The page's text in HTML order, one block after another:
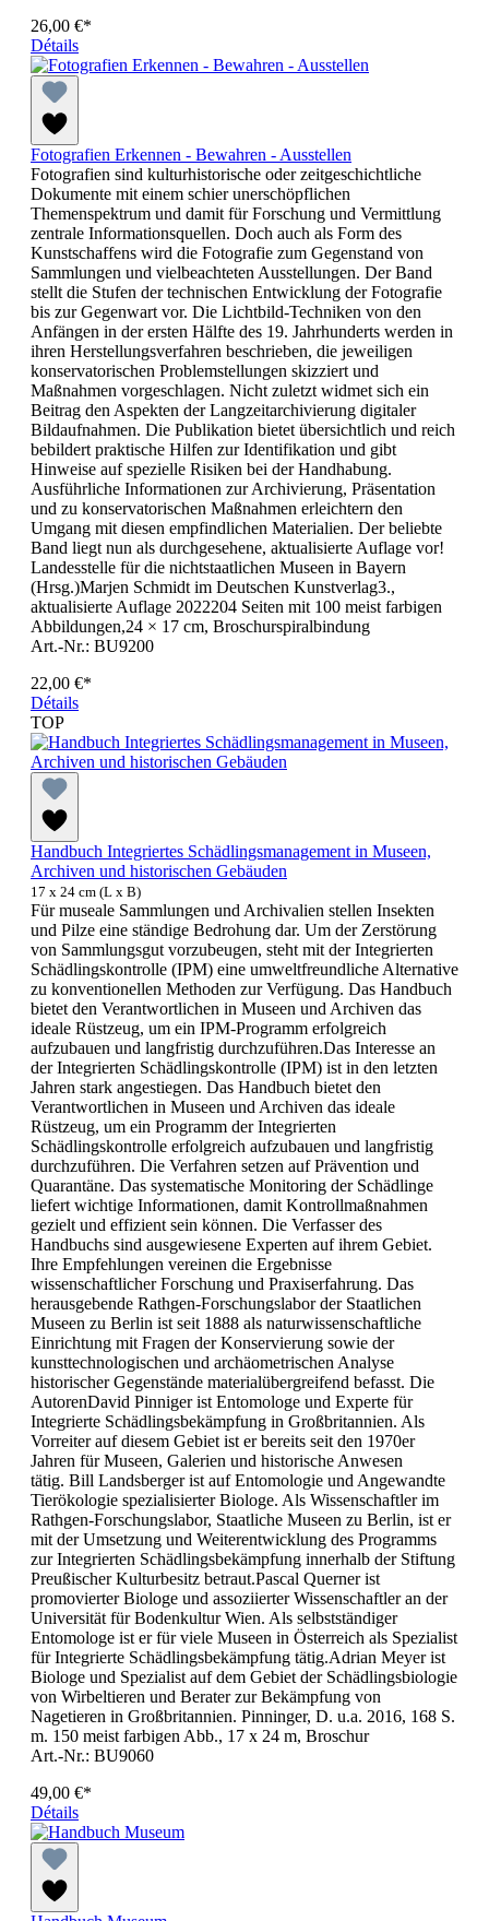
26,00 €*
Détails
Fotografien Erkennen - Bewahren - Ausstellen
Fotografien sind kulturhistorische oder zeitgeschichtliche
Dokumente mit einem schier unerschöpflichen
Themenspektrum und damit für Forschung und Vermittlung
zentrale Informationsquellen. Doch auch als Form des
Kunstschaffens wird die Fotografie zum Gegenstand von
Sammlungen und vielbeachteten Ausstellungen. Der Band
stellt die Stufen der technischen Entwicklung der Fotografie
bis zur Gegenwart vor. Die Lichtbild-Techniken von den
Anfängen in der ersten Hälfte des 19. Jahrhunderts werden in
ihren Herstellungsverfahren beschrieben, die jeweiligen
konservatorischen Problemstellungen skizziert und
Maßnahmen vorgeschlagen. Nicht zuletzt widmet sich ein
Beitrag den Aspekten der Langzeitarchivierung digitaler
Bildaufnahmen. Die Publikation bietet übersichtlich und reich
bebildert praktische Hilfen zur Identifikation und gibt
Hinweise auf spezielle Risiken bei der Handhabung.
Ausführliche Informationen zur Archivierung, Präsentation
und zu konservatorischen Maßnahmen erleichtern den
Umgang mit diesen empfindlichen Materialien. Der beliebte
Band liegt nun als durchgesehene, aktualisierte Auflage vor!
Landesstelle für die nichtstaatlichen Museen in Bayern
(Hrsg.)Marjen Schmidt im Deutschen Kunstverlag3.,
aktualisierte Auflage 2022204 Seiten mit 100 meist farbigen
Abbildungen,24 × 17 cm, Broschurspiralbindung
Art.-Nr.: BU9200
22,00 €*
Détails
TOP
Handbuch Integriertes Schädlingsmanagement in Museen,
Archiven und historischen Gebäuden
17 x 24 cm (L x B)
Für museale Sammlungen und Archivalien stellen Insekten
und Pilze eine ständige Bedrohung dar. Um der Zerstörung
von Sammlungsgut vorzubeugen, steht mit der Integrierten
Schädlingskontrolle (IPM) eine umweltfreundliche Alternative
zu konventionellen Methoden zur Verfügung. Das Handbuch
bietet den Verantwortlichen in Museen und Archiven das
ideale Rüstzeug, um ein IPM-Programm erfolgreich
aufzubauen und langfristig durchzuführen.Das Interesse an
der Integrierten Schädlingskontrolle (IPM) ist in den letzten
Jahren stark angestiegen. Das Handbuch bietet den
Verantwortlichen in Museen und Archiven das ideale
Rüstzeug, um ein Programm der Integrierten
Schädlingskontrolle erfolgreich aufzubauen und langfristig
durchzuführen. Die Verfahren setzen auf Prävention und
Quarantäne. Das systematische Monitoring der Schädlinge
liefert wichtige Informationen, damit Kontrollmaßnahmen
gezielt und effizient sein können. Die Verfasser des
Handbuchs sind ausgewiesene Experten auf ihrem Gebiet.
Ihre Empfehlungen vereinen die Ergebnisse
wissenschaftlicher Forschung und Praxiserfahrung. Das
herausgebende Rathgen-Forschungslabor der Staatlichen
Museen zu Berlin ist seit 1888 als naturwissenschaftliche
Einrichtung mit Fragen der Konservierung sowie der
kunsttechnologischen und archäometrischen Analyse
historischer Gegenstände materialübergreifend befasst. Die
AutorenDavid Pinniger ist Entomologe und Experte für
Integrierte Schädlingsbekämpfung in Großbritannien. Als
Vorreiter auf diesem Gebiet ist er bereits seit den 1970er
Jahren für Museen, Galerien und historische Anwesen
tätig. Bill Landsberger ist auf Entomologie und Angewandte
Tierökologie spezialisierter Biologe. Als Wissenschaftler im
Rathgen-Forschungslabor, Staatliche Museen zu Berlin, ist er
mit der Umsetzung und Weiterentwicklung des Programms
zur Integrierten Schädlingsbekämpfung innerhalb der Stiftung
Preußischer Kulturbesitz betraut.Pascal Querner ist
promovierter Biologe und assoziierter Wissenschaftler an der
Universität für Bodenkultur Wien. Als selbstständiger
Entomologe ist er für viele Museen in Österreich als Spezialist
für Integrierte Schädlingsbekämpfung tätig.Adrian Meyer ist
Biologe und Spezialist auf dem Gebiet der Schädlingsbiologie
von Wirbeltieren und Berater zur Bekämpfung von
Nagetieren in Großbritannien. Pinninger, D. u.a. 2016, 168 S.
m. 150 meist farbigen Abb., 17 x 24 m, Broschur
Art.-Nr.: BU9060
49,00 €*
Détails